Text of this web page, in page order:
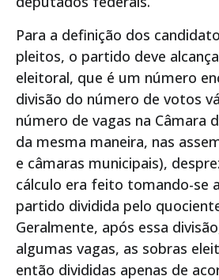
Para a definição dos
pleitos, o partido deve
eleitoral, que é um número
divisão do número de votos
número de vagas na Câmara
da mesma maneira, nas
e câmaras municipais),
cálculo era feito tomando-se
partido dividida pelo
Geralmente, após essa
algumas vagas, as sobras
então divididas apenas de